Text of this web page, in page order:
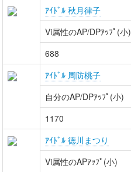
ｱｲﾄﾞﾙ 秋月律子
Vi属性のAP/DPｱｯﾌﾟ(小)
688
ｱｲﾄﾞﾙ 周防桃子
自分のAP/DPｱｯﾌﾟ(小)
1170
ｱｲﾄﾞﾙ 徳川まつり
Vi属性のAPｱｯﾌﾟ(小)